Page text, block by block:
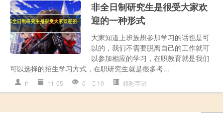
非全日制研究生是很受大家欢
迎的一种形式
大家知道上班族想参加学习的话也是可
以的，我们不需要脱离自己的工作就可
以参加相应的学习，在职教育就是我们
可以选择的招生学习方式，在职研究生就是很多考...
fr 11-05 0 19 精彩字谜